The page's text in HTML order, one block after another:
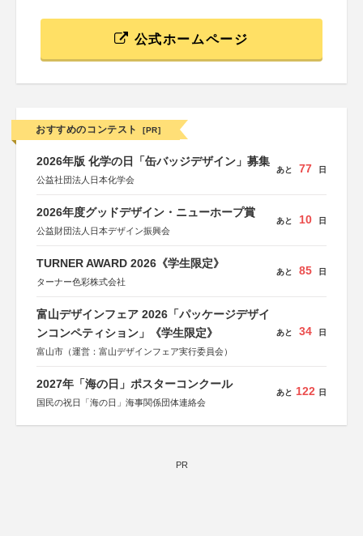
公式ホームページ
おすすめのコンテスト [PR]
2026年版 化学の日「缶バッジデザイン」募集
公益社団法人日本化学会
あと 77 日
2026年度グッドデザイン・ニューホープ賞
公益財団法人日本デザイン振興会
あと 10 日
TURNER AWARD 2026《学生限定》
ターナー色彩株式会社
あと 85 日
富山デザインフェア 2026「パッケージデザイ
ンコンペティション」《学生限定》
富山市（運営：富山デザインフェア実行委員会）
あと 34 日
2027年「海の日」ポスターコンクール
国民の祝日「海の日」海事関係団体連絡会
あと 122 日
PR